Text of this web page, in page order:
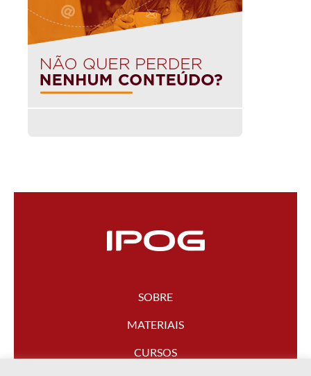
SOBRE
MATERIAIS
CURSOS